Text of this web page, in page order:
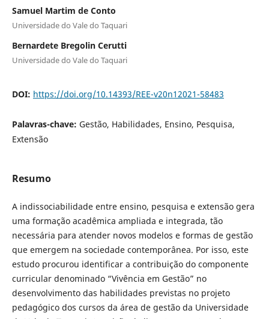
Samuel Martim de Conto
Universidade do Vale do Taquari
Bernardete Bregolin Cerutti
Universidade do Vale do Taquari
DOI: https://doi.org/10.14393/REE-v20n12021-58483
Palavras-chave: Gestão, Habilidades, Ensino, Pesquisa,
Extensão
Resumo
A indissociabilidade entre ensino, pesquisa e extensão gera
uma formação acadêmica ampliada e integrada, tão
necessária para atender novos modelos e formas de gestão
que emergem na sociedade contemporânea. Por isso, este
estudo procurou identificar a contribuição do componente
curricular denominado “Vivência em Gestão” no
desenvolvimento das habilidades previstas no projeto
pedagógico dos cursos da área de gestão da Universidade